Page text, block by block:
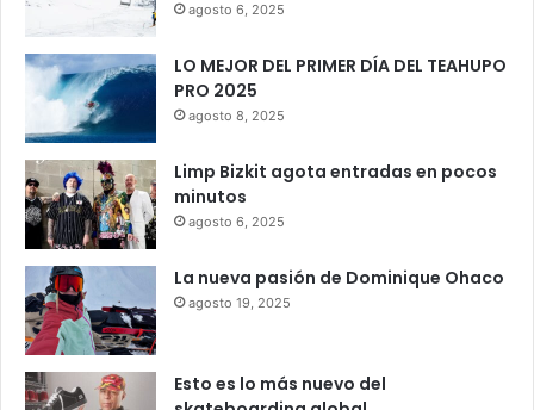
agosto 6, 2025
LO MEJOR DEL PRIMER DÍA DEL TEAHUPO
PRO 2025
agosto 8, 2025
Limp Bizkit agota entradas en pocos
minutos
agosto 6, 2025
La nueva pasión de Dominique Ohaco
agosto 19, 2025
Esto es lo más nuevo del